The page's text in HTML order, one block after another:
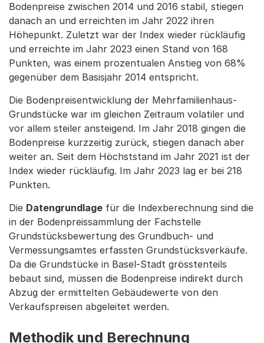
Bodenpreise zwischen 2014 und 2016 stabil, stiegen
danach an und erreichten im Jahr 2022 ihren
Höhepunkt. Zuletzt war der Index wieder rückläufig
und erreichte im Jahr 2023 einen Stand von 168
Punkten, was einem prozentualen Anstieg von 68%
gegenüber dem Basisjahr 2014 entspricht.
Die Bodenpreisentwicklung der Mehrfamilienhaus-
Grundstücke war im gleichen Zeitraum volatiler und
vor allem steiler ansteigend. Im Jahr 2018 gingen die
Bodenpreise kurzzeitig zurück, stiegen danach aber
weiter an. Seit dem Höchststand im Jahr 2021 ist der
Index wieder rückläufig. Im Jahr 2023 lag er bei 218
Punkten.
Die Datengrundlage für die Indexberechnung sind die
in der Bodenpreissammlung der Fachstelle
Grundstücksbewertung des Grundbuch- und
Vermessungsamtes erfassten Grundstücksverkäufe.
Da die Grundstücke in Basel-Stadt grösstenteils
bebaut sind, müssen die Bodenpreise indirekt durch
Abzug der ermittelten Gebäudewerte von den
Verkaufspreisen abgeleitet werden.
Methodik und Berechnung